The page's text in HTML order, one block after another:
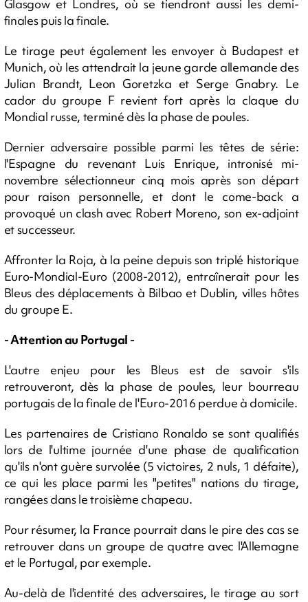
Glasgow et Londres, où se tiendront aussi les demi-
finales puis la finale.
Le tirage peut également les envoyer à Budapest et
Munich, où les attendrait la jeune garde allemande des
Julian Brandt, Leon Goretzka et Serge Gnabry. Le
cador du groupe F revient fort après la claque du
Mondial russe, terminé dès la phase de poules.
Dernier adversaire possible parmi les têtes de série:
l'Espagne du revenant Luis Enrique, intronisé mi-
novembre sélectionneur cinq mois après son départ
pour raison personnelle, et dont le come-back a
provoqué un clash avec Robert Moreno, son ex-adjoint
et successeur.
Affronter la Roja, à la peine depuis son triplé historique
Euro-Mondial-Euro (2008-2012), entraînerait pour les
Bleus des déplacements à Bilbao et Dublin, villes hôtes
du groupe E.
- Attention au Portugal -
L'autre enjeu pour les Bleus est de savoir s'ils
retrouveront, dès la phase de poules, leur bourreau
portugais de la finale de l'Euro-2016 perdue à domicile.
Les partenaires de Cristiano Ronaldo se sont qualifiés
lors de l'ultime journée d'une phase de qualification
qu'ils n'ont guère survolée (5 victoires, 2 nuls, 1 défaite),
ce qui les place parmi les "petites" nations du tirage,
rangées dans le troisième chapeau.
Pour résumer, la France pourrait dans le pire des cas se
retrouver dans un groupe de quatre avec l'Allemagne
et le Portugal, par exemple.
Au-delà de l'identité des adversaires, le tirage au sort